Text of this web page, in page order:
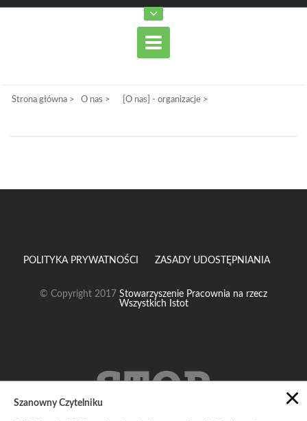
Strona główna > O nas > [O nas] - organizacje >
POLITYKA PRYWATNOŚCI ZASADY UDOSTĘPNIANIA
© Copyright 2017 Stowarzyszenie Pracownia na rzecz
Wszystkich Istot
×
Szanowny Czytelniku